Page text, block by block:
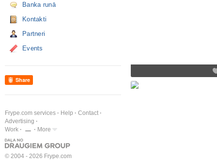
Banka runā
Kontakti
Partneri
Events
Share
Frype.com services Help
Contact
Advertising
Work
More
© 2004 - 2026 Frype.com